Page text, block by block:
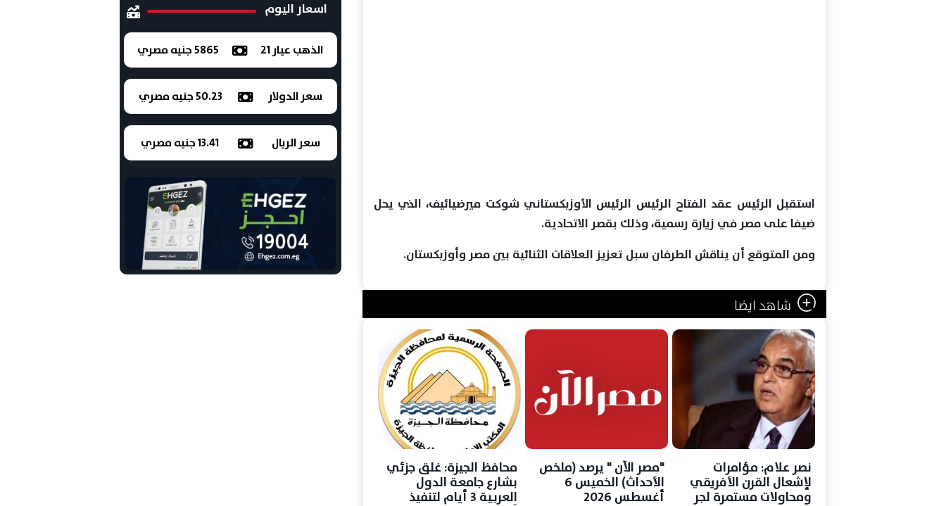
استقبل الرئيس عقد الفتاح الرئيس الرئيس الأوزبكستاني شوكت ميرضيائيف، الذي يحل
ضيفا على مصر في زيارة رسمية، وذلك بقصر الاتحادية.
ومن المتوقع أن يناقش الطرفان سبل تعزيز العلاقات الثنائية بين مصر وأوزبكستان.
شاهد ايضا
نصر علام: مؤامرات
لإشعال القرن الأفريقي
ومحاولات مستمرة لجر
"مصر الآن " يرصد (ملخص
الأحداث) الخميس 6
أغسطس 2026
محافظ الجيزة: غلق جزئي
بشارع جامعة الدول
العربية 3 أيام لتنفيذ
اسعار اليوم
الذهب عيار 21 5865 جنيه مصري
سعر الدولار 50.23 جنيه مصري
سعر الريال 13.41 جنيه مصري